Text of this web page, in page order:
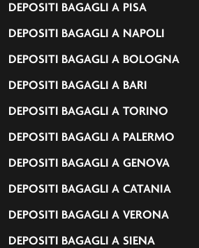
DEPOSITI BAGAGLI A PISA
DEPOSITI BAGAGLI A NAPOLI
DEPOSITI BAGAGLI A BOLOGNA
DEPOSITI BAGAGLI A BARI
DEPOSITI BAGAGLI A TORINO
DEPOSITI BAGAGLI A PALERMO
DEPOSITI BAGAGLI A GENOVA
DEPOSITI BAGAGLI A CATANIA
DEPOSITI BAGAGLI A VERONA
DEPOSITI BAGAGLI A SIENA